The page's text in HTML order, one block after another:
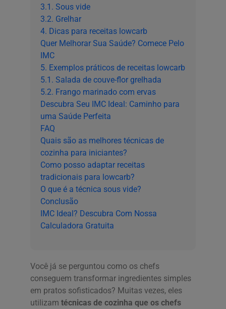
3.1. Sous vide
3.2. Grelhar
4. Dicas para receitas lowcarb
Quer Melhorar Sua Saúde? Comece Pelo
IMC
5. Exemplos práticos de receitas lowcarb
5.1. Salada de couve-flor grelhada
5.2. Frango marinado com ervas
Descubra Seu IMC Ideal: Caminho para
uma Saúde Perfeita
FAQ
Quais são as melhores técnicas de
cozinha para iniciantes?
Como posso adaptar receitas
tradicionais para lowcarb?
O que é a técnica sous vide?
Conclusão
IMC Ideal? Descubra Com Nossa
Calculadora Gratuita
Você já se perguntou como os chefs
conseguem transformar ingredientes simples
em pratos sofisticados? Muitas vezes, eles
utilizam técnicas de cozinha que os chefs